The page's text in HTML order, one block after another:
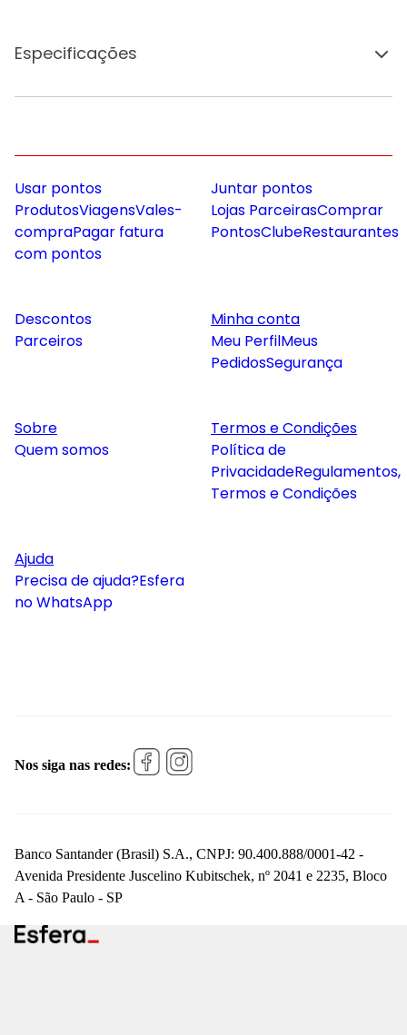
Especificações
Usar pontos
ProdutosViagensVales-
compraPagar fatura
com pontos
Juntar pontos
Lojas ParceirasComprar
PontosClubeRestaurantes
Descontos
Parceiros
Minha conta
Meu PerfilMeus
PedidosSegurança
Sobre
Quem somos
Termos e Condições
Política de
PrivacidadeRegulamentos,
Termos e Condições
Ajuda
Precisa de ajuda?Esfera
no WhatsApp
Nos siga nas redes:
Banco Santander (Brasil) S.A., CNPJ: 90.400.888/0001-42 -
Avenida Presidente Juscelino Kubitschek, nº 2041 e 2235, Bloco
A - São Paulo - SP